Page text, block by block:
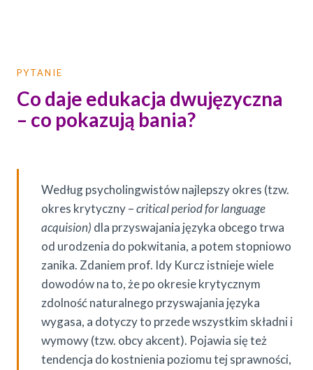
PYTANIE
Co daje edukacja dwujęzyczna
– co pokazują bania?
Według psycholingwistów najlepszy okres (tzw.
okres krytyczny –critical period for language
acquision) dla przyswajania języka obcego trwa
od urodzenia do pokwitania, a potem stopniowo
zanika. Zdaniem prof. Idy Kurcz istnieje wiele
dowodów na to, że po okresie krytycznym
zdolność naturalnego przyswajania języka
wygasa, a dotyczy to przede wszystkim składni i
wymowy (tzw. obcy akcent). Pojawia się też
tendencja do kostnienia poziomu tej sprawności,